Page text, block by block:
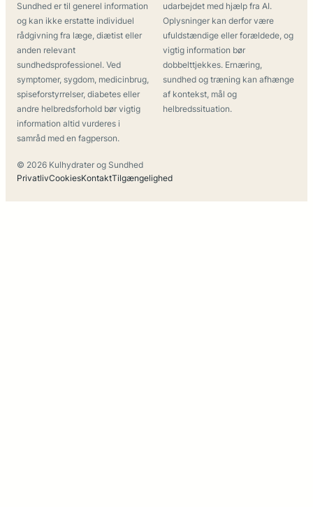
Sundhed er til generel information
og kan ikke erstatte individuel
rådgivning fra læge, diætist eller
anden relevant
sundhedsprofessionel. Ved
symptomer, sygdom, medicinbrug,
spiseforstyrrelser, diabetes eller
andre helbredsforhold bør vigtig
information altid vurderes i
samråd med en fagperson.
udarbejdet med hjælp fra AI.
Oplysninger kan derfor være
ufuldstændige eller forældede, og
vigtig information bør
dobbelttjekkes. Ernæring,
sundhed og træning kan afhænge
af kontekst, mål og
helbredssituation.
© 2026 Kulhydrater og Sundhed
PrivatlivCookiesKontaktTilgængelighed